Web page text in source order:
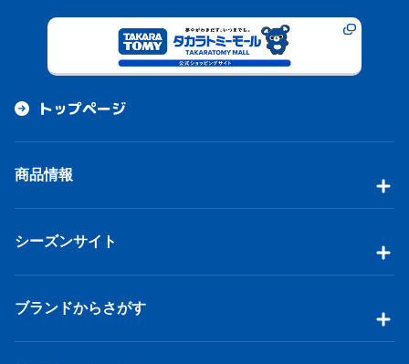
トップページ
商品情報
シーズンサイト
ブランドからさがす